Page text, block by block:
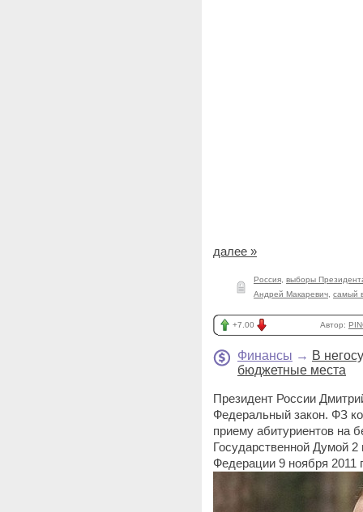
далее »
Россия выборы
Андрей Макаревич самый
+7.00 Автор:
Финансы → В
бюджетные места
Президент России
Федеральный закон. ФЗ
приему абитуриентов на
Государственной Думой
Федерации 9 ноября 2011